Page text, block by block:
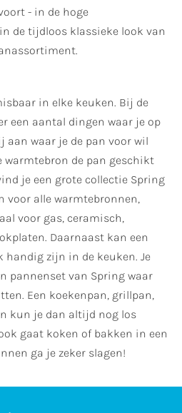
- in de hoge
de tijdloos klassieke look van
in elke keuken. Bij de
een aantal dingen waar je op
aan waar je de pan voor wil
warmtebron de pan geschikt
je een grote collectie Spring
voor alle warmtebronnen,
voor gas, ceramisch,
Daarnaast kan een
handig zijn in de keuken. Je
pannenset van Spring waar
Een koekenpan, grillpan,
kun je dan altijd nog los
gaat koken of bakken in een
ga je zeker slagen!